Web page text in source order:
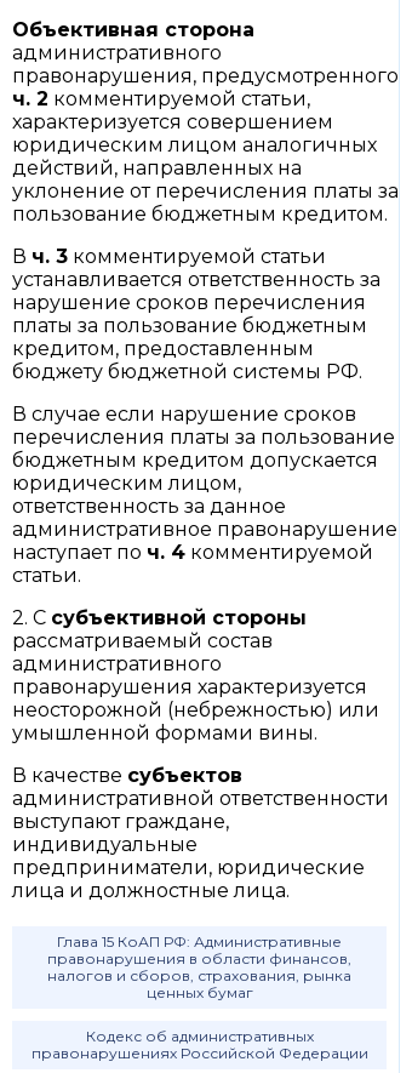
Объективная сторона
административного
правонарушения, предусмотренного
ч. 2 комментируемой статьи,
характеризуется совершением
юридическим лицом аналогичных
действий, направленных на
уклонение от перечисления платы за
пользование бюджетным кредитом.
В ч. 3 комментируемой статьи
устанавливается ответственность за
нарушение сроков перечисления
платы за пользование бюджетным
кредитом, предоставленным
бюджету бюджетной системы РФ.
В случае если нарушение сроков
перечисления платы за пользование
бюджетным кредитом допускается
юридическим лицом,
ответственность за данное
административное правонарушение
наступает по ч. 4 комментируемой
статьи.
2. С субъективной стороны
рассматриваемый состав
административного
правонарушения характеризуется
неосторожной (небрежностью) или
умышленной формами вины.
В качестве субъектов
административной ответственности
выступают граждане,
индивидуальные
предприниматели, юридические
лица и должностные лица.
Глава 15 КоАП РФ: Административные
правонарушения в области финансов,
налогов и сборов, страхования, рынка
ценных бумаг
Кодекс об административных
правонарушениях Российской Федерации